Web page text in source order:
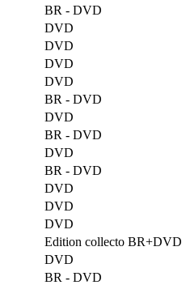
BR - DVD
DVD
DVD
DVD
DVD
BR - DVD
DVD
BR - DVD
DVD
BR - DVD
DVD
DVD
DVD
Edition collecto BR+DVD
DVD
BR - DVD